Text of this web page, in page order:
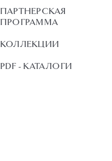
ПАРТНЕРСКАЯ
ПРОГРАММА
КОЛЛЕКЦИИ
PDF - КАТАЛОГИ